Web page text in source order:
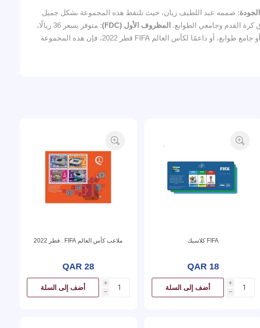
: صممه عبد اللطيف زيان، حيث تلتقط هذه المجموعة بشكل جميل
المظروف الأول (FDC)
: متوفر بسعر 36 ريالًا،
: سواء كنت من عشاق كرة القدم، أو جامع طوابع، أو داعمًا لكأس العالم FIFA قطر 2022، فإن هذه المجموعة
FIFA كلاسيك
QAR 18
i
h
أضف إلى السلة
ملاعب كأس العالم FIFA . قطر 2022
QAR 28
i
h
أضف إلى السلة